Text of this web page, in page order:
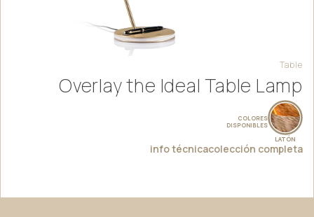
Table
Overlay the Ideal Table Lamp
COLORES
DISPONIBLES
LATÓN
info técnicacolección completa